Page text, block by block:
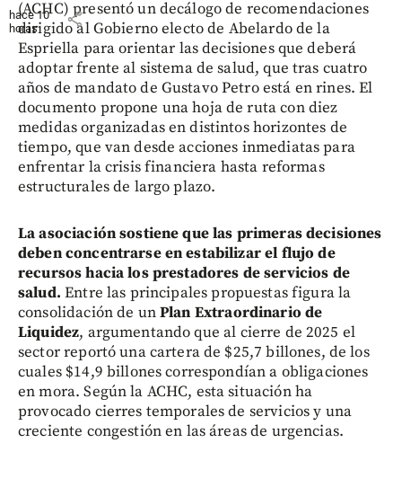
hace 10
horas
share
(ACHC) presentó un decálogo de recomendaciones
dirigido al Gobierno electo de Abelardo de la
Espriella para orientar las decisiones que deberá
adoptar frente al sistema de salud, que tras cuatro
años de mandato de Gustavo Petro está en rines. El
documento propone una hoja de ruta con diez
medidas organizadas en distintos horizontes de
tiempo, que van desde acciones inmediatas para
enfrentar la crisis financiera hasta reformas
estructurales de largo plazo.
La asociación sostiene que las primeras decisiones
deben concentrarse en estabilizar el flujo de
recursos hacia los prestadores de servicios de
salud.Entre las principales propuestas figura la
consolidación de unPlan Extraordinario de
Liquidez, argumentando que al cierre de 2025 el
sector reportó una cartera de $25,7 billones, de los
cuales $14,9 billones correspondían a obligaciones
en mora. Según la ACHC, esta situación ha
provocado cierres temporales de servicios y una
creciente congestión en las áreas de urgencias.